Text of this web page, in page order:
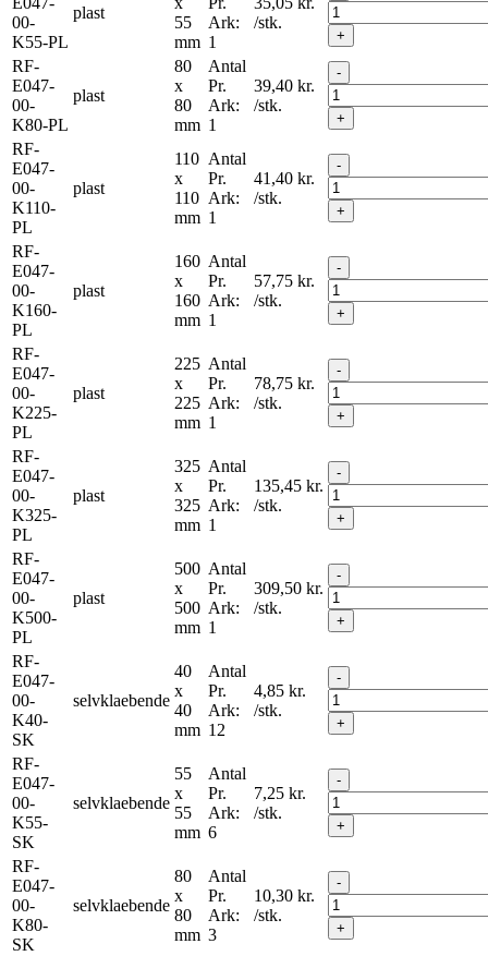
00-
K55-PL
plast
55
mm
Ark:
1
/stk.
+
RF-
E047-
00-
K80-PL
plast
80
x
80
mm
Antal
Pr.
Ark:
1
39,40 kr.
/stk.
-
+
RF-
E047-
00-
K110-
PL
plast
110
x
110
mm
Antal
Pr.
Ark:
1
41,40 kr.
/stk.
-
+
RF-
E047-
00-
K160-
PL
plast
160
x
160
mm
Antal
Pr.
Ark:
1
57,75 kr.
/stk.
-
+
RF-
E047-
00-
K225-
PL
plast
225
x
225
mm
Antal
Pr.
Ark:
1
78,75 kr.
/stk.
-
+
RF-
E047-
00-
K325-
PL
plast
325
x
325
mm
Antal
Pr.
Ark:
1
135,45 kr.
/stk.
-
+
RF-
E047-
00-
K500-
PL
plast
500
x
500
mm
Antal
Pr.
Ark:
1
309,50 kr.
/stk.
-
+
RF-
E047-
00-
K40-
SK
selvklaebende
40
x
40
mm
Antal
Pr.
Ark:
12
4,85 kr.
/stk.
-
+
RF-
E047-
00-
K55-
SK
selvklaebende
55
x
55
mm
Antal
Pr.
Ark:
6
7,25 kr.
/stk.
-
+
RF-
E047-
00-
K80-
SK
selvklaebende
80
x
80
mm
Antal
Pr.
Ark:
3
10,30 kr.
/stk.
-
+